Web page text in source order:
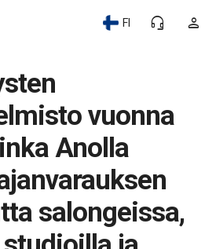
person
headset_mic
FI
vuonna
Anolla
salongeissa,